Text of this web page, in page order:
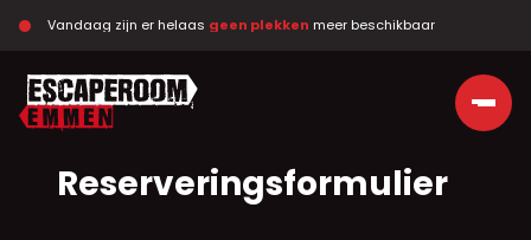
Vandaag zijn er helaas geen plekken meer beschikbaar
Reserveringsformulier